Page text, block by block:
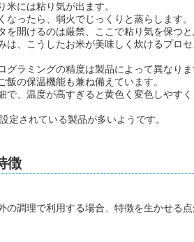
米には粘り気が出ます。
なったら、弱火でじっくりと蒸らします。
を開けるのは厳禁、ここで粘り気を保つ
は、こうしたお米が美味しく炊けるプロ
グラミングの精度は製品によって異なりま
飯の保温機能も兼ね備えています。
で、温度が高すぎると黄色く変色しやす
定されている製品が多いようです。
徴
の調理で利用する場合、特徴を生かせる点